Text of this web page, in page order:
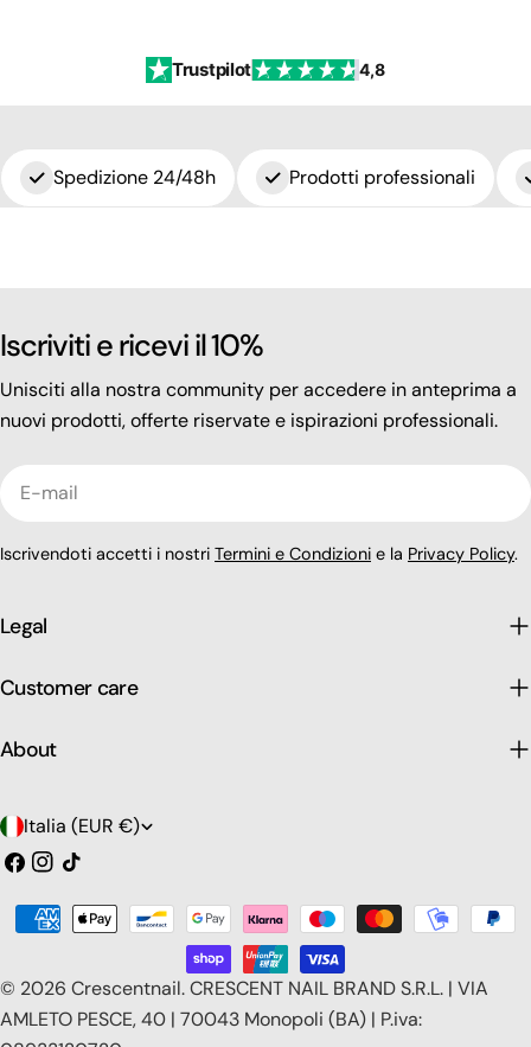
Trustpilot 4,8
Spedizione 24/48h Prodotti professionali
Iscriviti e ricevi il 10%
Unisciti alla nostra community per accedere in anteprima a
nuovi prodotti, offerte riservate e ispirazioni professionali.
Iscrivendoti accetti i nostri Termini e Condizioni e la Privacy Policy.
Legal
Customer care
About
P
a
e
/
Italia (EUR €)
Facebook
Instagram
Tic
© 2026 Crescentnail.CRESCENT NAIL BRAND S.R.L. | VIA
AMLETO PESCE, 40 | 70043 Monopoli (BA) | P.iva:
Modalità
pagamento